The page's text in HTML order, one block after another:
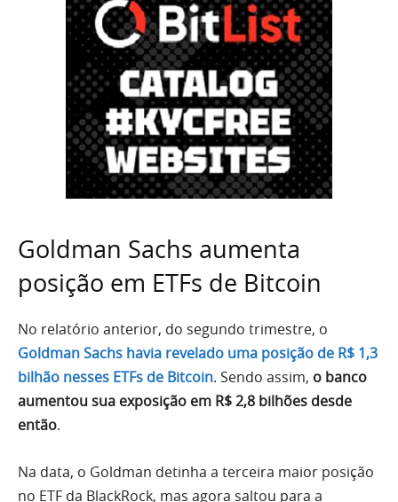
Goldman Sachs aumenta
posição em ETFs de Bitcoin
No relatório anterior, do segundo trimestre, o
Goldman Sachs havia revelado uma posição de R$ 1,3
bilhão nesses ETFs de Bitcoin. Sendo assim, o banco
aumentou sua exposição em R$ 2,8 bilhões desde
então.
Na data, o Goldman detinha a terceira maior posição
no ETF da BlackRock, mas agora saltou para a